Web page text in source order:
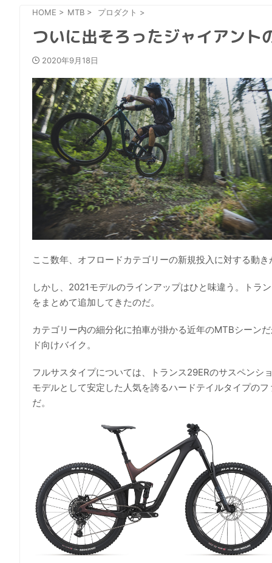
HOME > MTB > プロダクト >
ついに出そろったジャイアン
2020年9月18日
ここ数年、オフロードカテゴリーの新規投入に対する動
しかし、2021モデルのラインアップはひと味違う。トラ
をまとめて追加してきたのだ。
カテゴリー内の細分化に拍車が掛かる近年のMTBシーン
ド向けバイク。
フルサスタイプについては、トランス29ERのサスペンシ
モデルとして安定した人気を誇るハードテイルタイプの
だ。